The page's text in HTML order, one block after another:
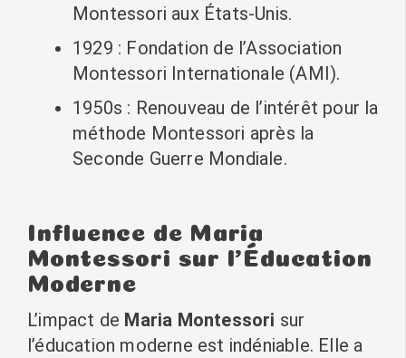
Montessori aux États-Unis.
1929 : Fondation de l’Association
Montessori Internationale (AMI).
1950s : Renouveau de l’intérêt pour la
méthode Montessori après la
Seconde Guerre Mondiale.
Influence de Maria
Montessori sur l’Éducation
Moderne
L’impact de Maria Montessori sur
l’éducation moderne est indéniable. Elle a